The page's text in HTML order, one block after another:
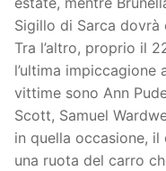
Sigillo di Sarca dovrà
Tra l’altro, proprio il
l’ultima impiccagione
vittime sono Ann
Scott, Samuel
in quella occasione,
una ruota del carro